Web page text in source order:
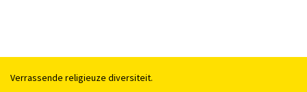
Verrassende religieuze diversiteit.